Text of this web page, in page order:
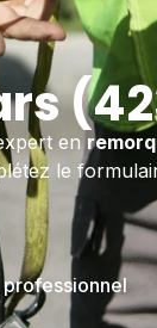
en
le